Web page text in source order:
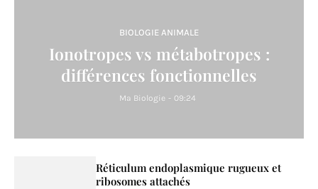
BIOLOGIE ANIMALE
Ionotropes vs métabotropes :
différences fonctionnelles
Ma Biologie - 09:24
Réticulum endoplasmique rugueux et
ribosomes attachés